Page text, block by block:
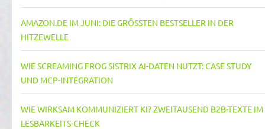
AMAZON.DE IM JUNI: DIE GRÖSSTEN BESTSELLER IN DER H
ITZEWELLE
WIE SCREAMING FROG SISTRIX AI-DATEN NUTZT: CASE STUDY
UND MCP-INTEGRATION
WIE WIRKSAM KOMMUNIZIERT KI? ZWEITAUSEND B2B-TEXTE IM
LESBARKEITS-CHECK